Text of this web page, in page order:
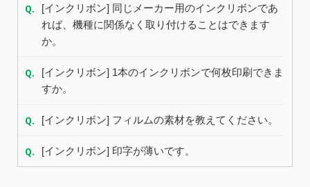
Q.
[インクリボン] 同じメーカー用のインクリボンであ
れば、機種に関係なく取り付けることはできます
か。
Q.
[インクリボン] 1本のインクリボンで何枚印刷できま
すか。
Q. [インクリボン] フィルムの素材を教えてください。
Q. [インクリボン] 印字が薄いです。